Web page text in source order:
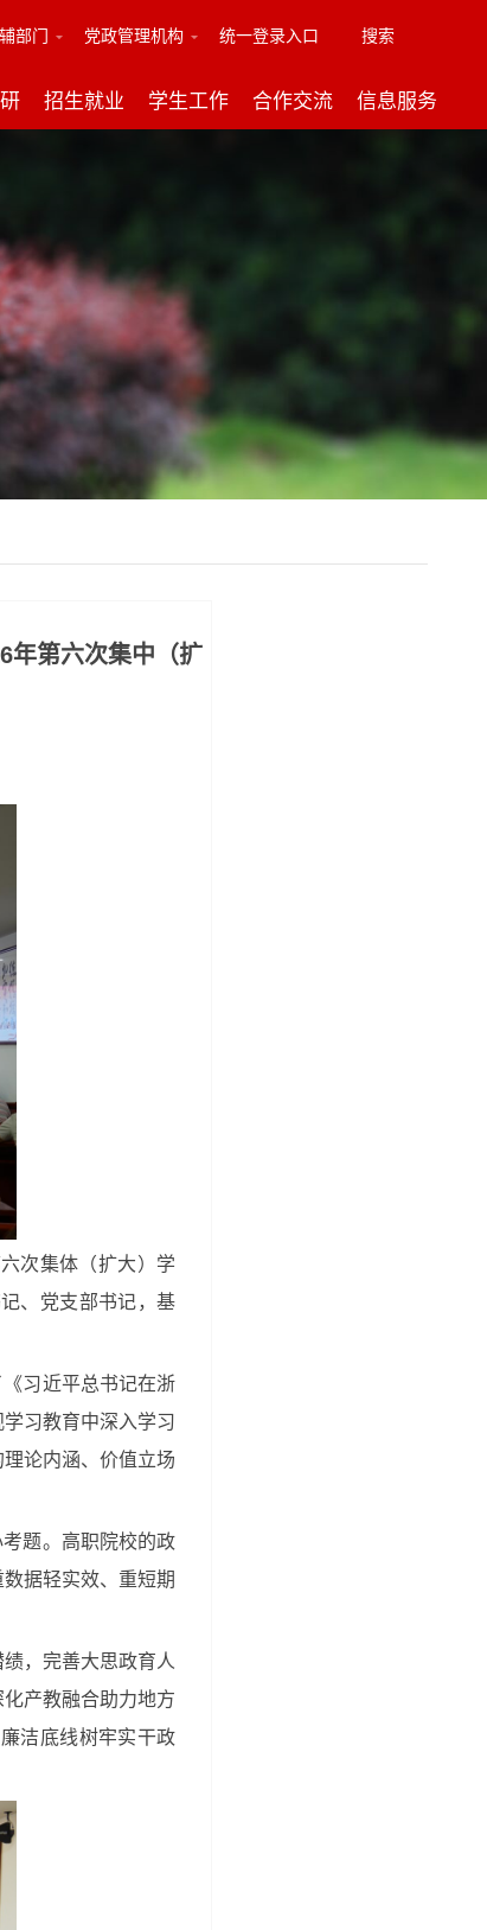
部门 党政管理机构 统一登录入口 搜索
招生就业 学生工作 合作交流 信息服务
年第六次集中（扩
次集体（扩大）学
、党支部书记，基
习近平总书记在浙
习教育中深入学习
论内涵、价值立场
题。高职院校的政
据轻实效、重短期
，完善大思政育人
产教融合助力地方
洁底线树牢实干政